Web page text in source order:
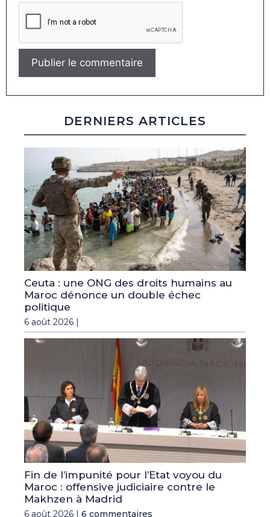
DERNIERS ARTICLES
Ceuta : une ONG des droits humains au
Maroc dénonce un double échec
politique
6 août 2026 |
Fin de l’impunité pour l’Etat voyou du
Maroc : offensive judiciaire contre le
Makhzen à Madrid
6 août 2026 | 6 commentaires